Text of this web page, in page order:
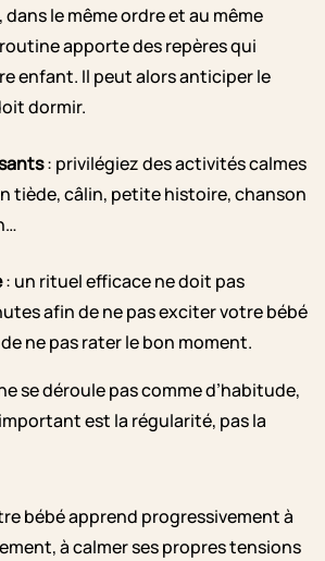
dans le même ordre et au même
apporte des repères qui
enfant. Il peut alors anticiper le
dormir.
: privilégiez des activités calmes
tiède, câlin, petite histoire, chanson
: un rituel efficace ne doit pas
afin de ne pas exciter votre bébé
ne pas rater le bon moment.
se déroule pas comme d’habitude,
est la régularité, pas la
bébé apprend progressivement à
à calmer ses propres tensions